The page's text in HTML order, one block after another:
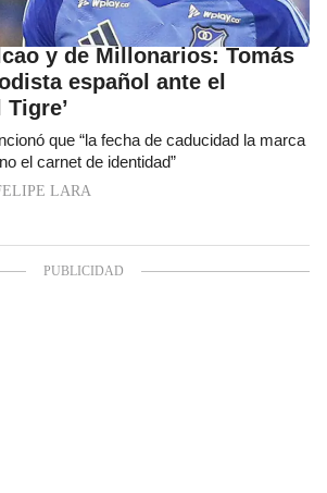
y de Millonarios: Tomás
español ante el
Tigre’
que “la fecha de caducidad la marca
el carnet de identidad”
LARA